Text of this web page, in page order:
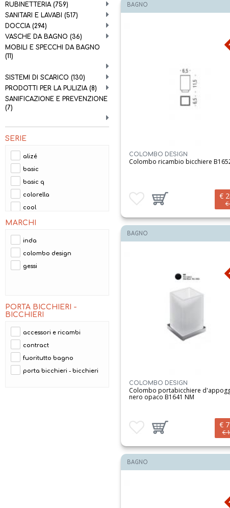
RUBINETTERIA (759)
SANITARI E LAVABI (517)
DOCCIA (294)
VASCHE DA BAGNO (36)
MOBILI E SPECCHI DA BAGNO
(11)
SISTEMI DI SCARICO (130)
PRODOTTI PER LA PULIZIA (8)
SANIFICAZIONE E PREVENZIONE
(7)
SERIE
alizé
basic
basic q
colorella
cool
emporio
land
logic
lulu
melò
mito
nordic
MARCHI
inda
colombo design
gessi
PORTA BICCHIERI -
BICCHIERI
accessori e ricambi
contract
fuoritutto bagno
porta bicchieri - bicchieri
BAGNO
COLOMBO DESIGN
Colombo ricambio bicchiere
Aggiungi ai preferitiAggiungi prodotto al carrello €
€
BAGNO
COLOMBO DESIGN
Colombo portabicchiere
nero opaco B1641 NM
Aggiungi ai preferitiAggiungi prodotto al carrello €
€
BAGNO